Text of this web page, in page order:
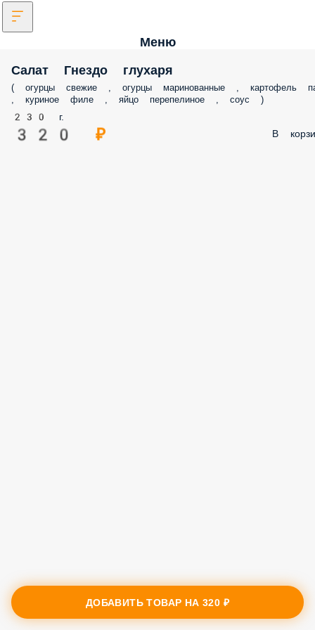
Меню
Салат Гнездо глухаря
( огурцы свежие , огурцы маринованные , картофель
, куриное филе , яйцо перепелиное , соус )
230 г.
320 ₽ В
ДОБАВИТЬ ТОВАР НА320 ₽